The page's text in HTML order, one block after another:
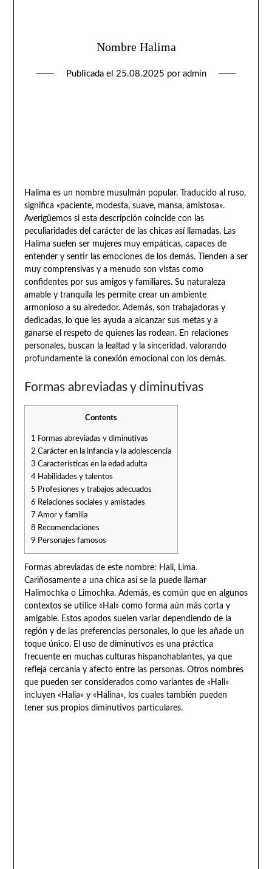
Nombre Halima
Publicada el 25.08.2025 por admin
Halima es un nombre musulmán popular. Traducido al ruso,
significa «paciente, modesta, suave, mansa, amistosa».
Averigüemos si esta descripción coincide con las
peculiaridades del carácter de las chicas así llamadas. Las
Halima suelen ser mujeres muy empáticas, capaces de
entender y sentir las emociones de los demás. Tienden a ser
muy comprensivas y a menudo son vistas como
confidentes por sus amigos y familiares. Su naturaleza
amable y tranquila les permite crear un ambiente
armonioso a su alrededor. Además, son trabajadoras y
dedicadas, lo que les ayuda a alcanzar sus metas y a
ganarse el respeto de quienes las rodean. En relaciones
personales, buscan la lealtad y la sinceridad, valorando
profundamente la conexión emocional con los demás.
Formas abreviadas y diminutivas
Contents
1 Formas abreviadas y diminutivas
2 Carácter en la infancia y la adolescencia
3 Características en la edad adulta
4Habilidades y talentos
5 Profesiones y trabajos adecuados
6 Relaciones sociales y amistades
7 Amor y familia
8 Recomendaciones
9 Personajes famosos
Formas abreviadas de este nombre: Hali, Lima.
Cariñosamente a una chica así se la puede llamar
Halimochka o Limochka. Además, es común que en algunos
contextos se utilice «Hal» como forma aún más corta y
amigable. Estos apodos suelen variar dependiendo de la
región y de las preferencias personales, lo que les añade un
toque único. El uso de diminutivos es una práctica
frecuente en muchas culturas hispanohablantes, ya que
refleja cercanía y afecto entre las personas. Otros nombres
que pueden ser considerados como variantes de «Hali»
incluyen «Halia» y «Halina», los cuales también pueden
tener sus propios diminutivos particulares.